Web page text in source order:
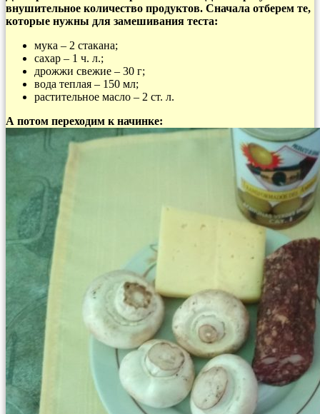
внушительное количество продуктов. Сначала отберем те,
которые нужны для замешивания теста:
мука – 2 стакана;
сахар – 1 ч. л.;
дрожжи свежие – 30 г;
вода теплая – 150 мл;
растительное масло – 2 ст. л.
А потом переходим к начинке: